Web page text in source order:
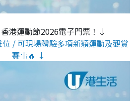
港運動節2026電子門票！↓
/ 可現場體驗多項新穎運動及觀賞
賽事🔥 ↓